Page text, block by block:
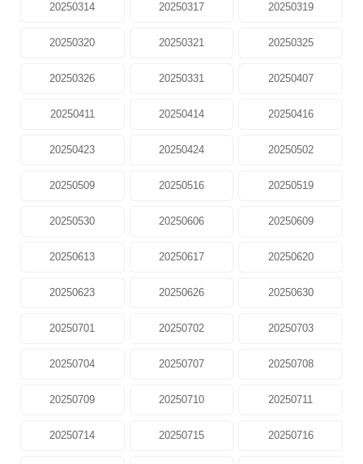
20250314 20250317 20250319
20250320 20250321 20250325
20250326 20250331 20250407
20250411 20250414 20250416
20250423 20250424 20250502
20250509 20250516 20250519
20250530 20250606 20250609
20250613 20250617 20250620
20250623 20250626 20250630
20250701 20250702 20250703
20250704 20250707 20250708
20250709 20250710 20250711
20250714 20250715 20250716